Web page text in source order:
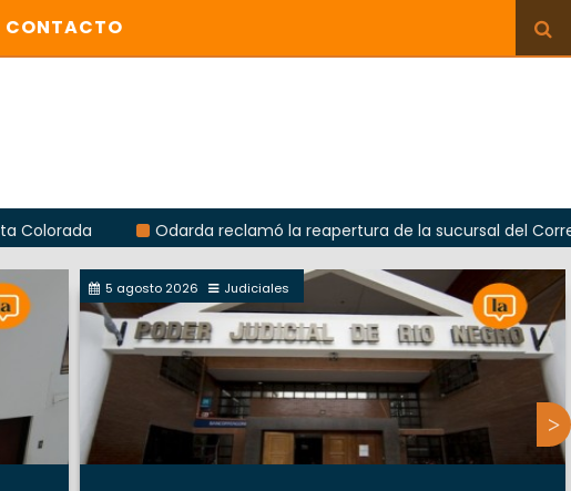
CONTACTO
Odarda reclamó la reapertura de la sucursal del Correo
5 agosto 2026 Judiciales